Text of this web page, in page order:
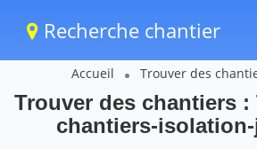
Recherche chantier
Accueil Trouver des
Trouver des chantiers :
chantiers-